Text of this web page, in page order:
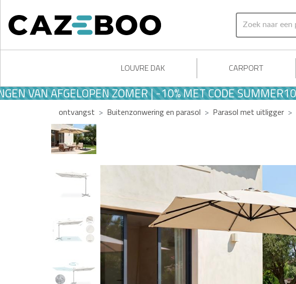
LOUVRE DAK CARPORT
AFGELOPEN ZOMER | -10% MET CODE SUMMER10
ontvangst Buitenzonwering en parasol Parasol met uitligger